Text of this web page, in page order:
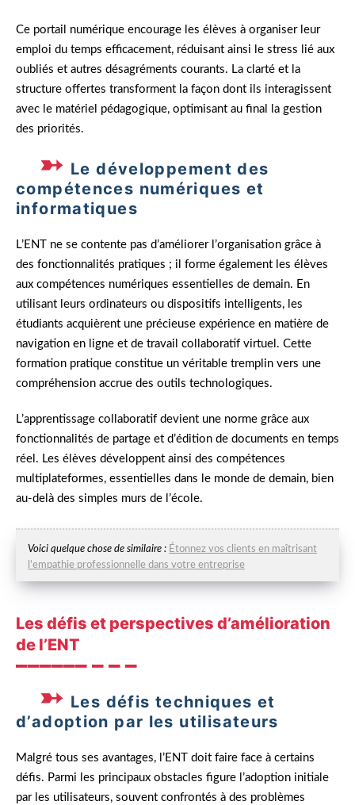
Ce portail numérique encourage les élèves à organiser leur
emploi du temps efficacement, réduisant ainsi le stress lié aux
oubliés et autres désagréments courants. La clarté et la
structure offertes transforment la façon dont ils interagissent
avec le matériel pédagogique, optimisant au final la gestion
des priorités.
Le développement des
compétences numériques et
informatiques
L’ENT ne se contente pas d’améliorer l’organisation grâce à
des fonctionnalités pratiques ; il forme également les élèves
aux compétences numériques essentielles de demain. En
utilisant leurs ordinateurs ou dispositifs intelligents, les
étudiants acquièrent une précieuse expérience en matière de
navigation en ligne et de travail collaboratif virtuel. Cette
formation pratique constitue un véritable tremplin vers une
compréhension accrue des outils technologiques.
L’apprentissage collaboratif devient une norme grâce aux
fonctionnalités de partage et d’édition de documents en temps
réel. Les élèves développent ainsi des compétences
multiplateformes, essentielles dans le monde de demain, bien
au-delà des simples murs de l’école.
Voici quelque chose de similaire : Étonnez vos clients en maîtrisant
l’empathie professionnelle dans votre entreprise
Les défis et perspectives d’amélioration
de l’ENT
Les défis techniques et
d’adoption par les utilisateurs
Malgré tous ses avantages, l’ENT doit faire face à certains
défis. Parmi les principaux obstacles figure l’adoption initiale
par les utilisateurs, souvent confrontés à des problèmes